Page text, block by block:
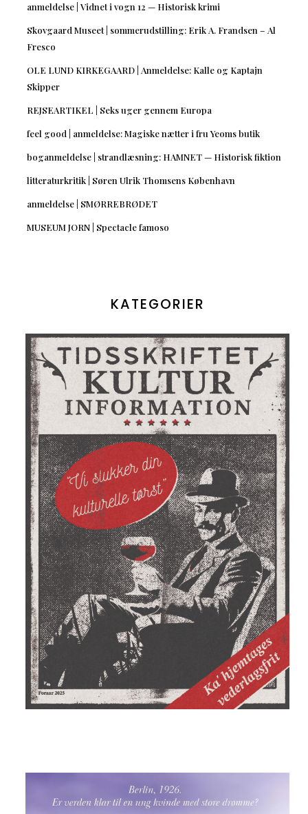
anmeldelse | Vidnet i vogn 12 — Historisk krimi
Skovgaard Museet | sommerudstilling: Erik A. Frandsen – Al
Fresco
OLE LUND KIRKEGAARD | Anmeldelse: Kalle og Kaptajn
Skipper
REJSEARTIKEL | Seks uger gennem Europa
feel good | anmeldelse: Magiske nætter i fru Yeoms butik
boganmeldelse | strandlæsning: HAMNET — Historisk fiktion
litteraturkritik | Søren Ulrik Thomsens København
anmeldelse | SMØRREBRØDET
MUSEUM JORN | Spectacle famoso
KATEGORIER